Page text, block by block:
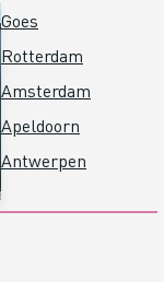
Goes
Rotterdam
Amsterdam
Apeldoorn
Antwerpen